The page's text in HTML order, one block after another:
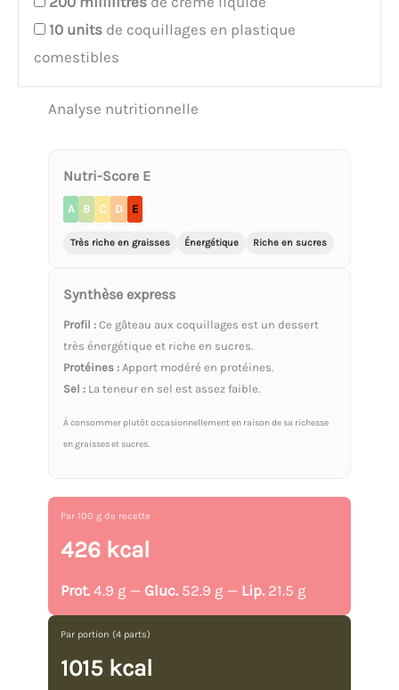
10 units de coquillages en plastique
comestibles
Analyse nutritionnelle
Nutri-Score E
A B C D E
Très riche en graisses Énergétique Riche en sucres
Synthèse express
Profil : Ce gâteau aux coquillages est un dessert
très énergétique et riche en sucres.
Protéines : Apport modéré en protéines.
Sel : La teneur en sel est assez faible.
À consommer plutôt occasionnellement en raison de sa richesse
en graisses et sucres.
Par 100 g de recette
426 kcal
Prot. 4.9 g — Gluc. 52.9 g — Lip. 21.5 g
Par portion (4 parts)
1015 kcal